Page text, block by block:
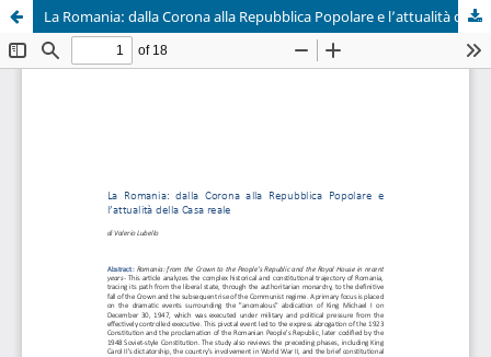
La Romania: dalla Corona alla Repubblica Popolare e l’attualità della Casa reale